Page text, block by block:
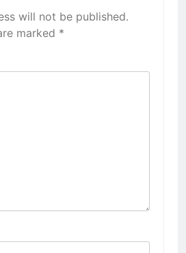
will not be published.
marked *